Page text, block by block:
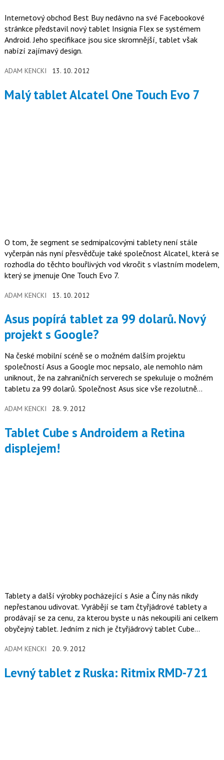
Internetový obchod Best Buy nedávno na své Facebookové
stránkce představil nový tablet Insignia Flex se systémem
Android. Jeho specifikace jsou sice skromnější, tablet však
nabízí zajímavý design.
ADAM KENCKI 13. 10. 2012
Malý tablet Alcatel One Touch Evo 7
O tom, že segment se sedmipalcovými tablety není stále
vyčerpán nás nyní přesvědčuje také společnost Alcatel, která se
rozhodla do těchto bouřlivých vod vkročit s vlastním modelem,
který se jmenuje One Touch Evo 7.
ADAM KENCKI 13. 10. 2012
Asus popírá tablet za 99 dolarů. Nový
projekt s Google?
Na české mobilní scéně se o možném dalším projektu
společností Asus a Google moc nepsalo, ale nemohlo nám
uniknout, že na zahraničních serverech se spekuluje o možném
tabletu za 99 dolarů. Společnost Asus sice vše rezolutně
nezbývá.
ADAM KENCKI 28. 9. 2012
Tablet Cube s Androidem a Retina
displejem!
Tablety a další výrobky pocházející s Asie a Číny nás nikdy
nepřestanou udivovat. Vyrábějí se tam čtyřjádrové tablety a
prodávají se za cenu, za kterou byste u nás nekoupili ani celkem
obyčejný tablet. Jedním z nich je čtyřjádrový tablet Cube
ADAM KENCKI 20. 9. 2012
Levný tablet z Ruska: Ritmix RMD-721